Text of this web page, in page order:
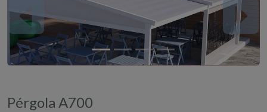
Previous Next
Pérgola A700